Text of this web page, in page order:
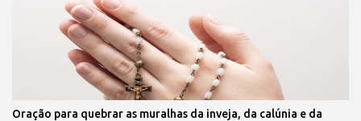
Oração para quebrar as muralhas da inveja, da calúnia e da